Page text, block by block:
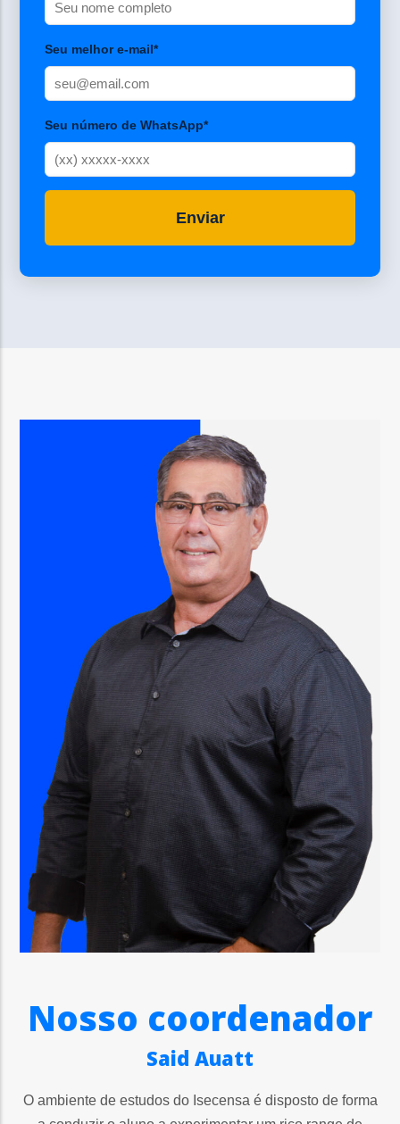
Seu melhor e-mail*
Seu número de WhatsApp*
Enviar
Nosso coordenador
Said Auatt
O ambiente de estudos do Isecensa é disposto de forma